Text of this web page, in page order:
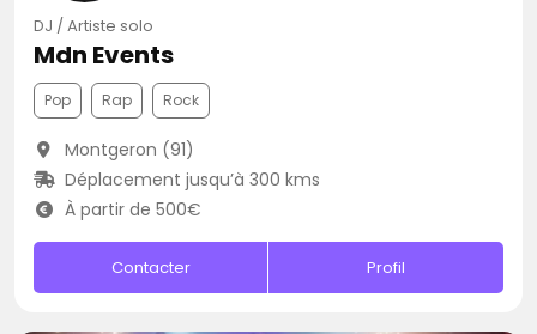
DJ / Artiste solo
Mdn Events
Pop Rap Rock
Montgeron (91)
Déplacement jusqu’à 300 kms
À partir de 500€
Contacter Profil